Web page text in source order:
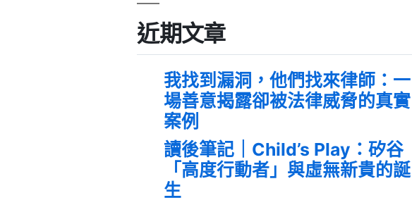
近期文章
我找到漏洞，他們找來律師：一
場善意揭露卻被法律威脅的真實
案例
讀後筆記｜Child’s Play：矽谷
「高度行動者」與虛無新貴的誕
生